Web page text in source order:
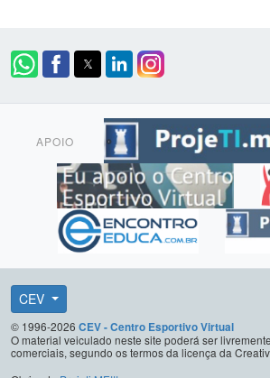
APOIO
CEV
© 1996-2026 CEV - Centro Esportivo Virtual
O material veiculado neste site poderá ser
comerciais, segundo os termos da licença da